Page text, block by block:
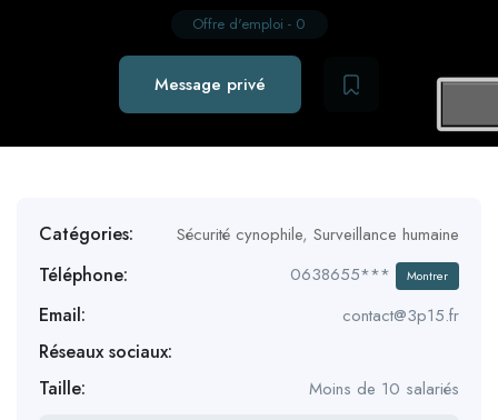
Offre d'emploi - 0
Message privé
Catégories: Sécurité cynophile, Surveillance humaine
Téléphone: 0638655*** Montrer
Email: contact@3p15.fr
Réseaux sociaux:
Taille:
Moins de 10 salariés